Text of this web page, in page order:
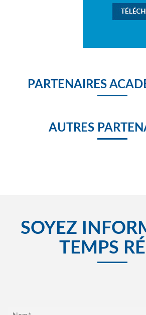
PARTENAIRES
AUTRES
SOYEZ
TEMPS